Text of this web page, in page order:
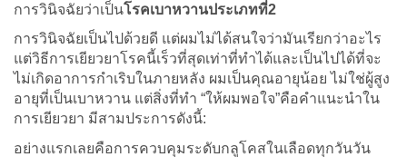
การวินิจฉัยว่าเป็นโรคเบาหวานประเภทที่2
การวินิจฉัยเป็นไปด้วยดี แต่ผมไม่ได้สนใจว่ามันเรียกว่าอะไร
แต่วิธีการเยียวยาโรคนี้เร็วที่สุดเท่าที่ทำได้และเป็นไปได้ที่จะ
ไม่เกิดอาการกำเริบในภายหลัง ผมเป็นคุณอายุน้อย ไม่ใช่ผู้สูง
อายุที่เป็นเบาหวาน แต่สิ่งที่ทำ “ให้ผมพอใจ”คือคำแนะนำใน
การเยียวยา มีสามประการดังนี้:
อย่างแรกเลยคือการควบคุมระดับกลูโคสในเลือดทุกวันวัน